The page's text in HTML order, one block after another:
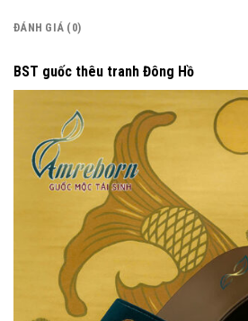
ĐÁNH GIÁ (0)
BST guốc thêu tranh Đông Hồ